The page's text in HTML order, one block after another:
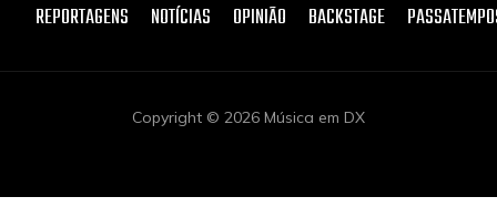
REPORTAGENS NOTÍCIAS OPINIÃO BACKSTAGE
Copyright © 2026 Música em DX